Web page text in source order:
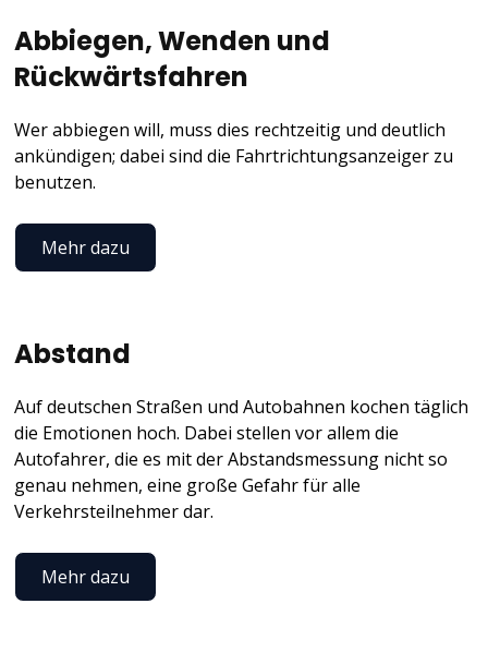
Abbiegen, Wenden und
Rückwärtsfahren
Wer abbiegen will, muss dies rechtzeitig und deutlich
ankündigen; dabei sind die Fahrtrichtungsanzeiger zu
benutzen.
Mehr dazu
Abstand
Auf deutschen Straßen und Autobahnen kochen täglich
die Emotionen hoch. Dabei stellen vor allem die
Autofahrer, die es mit der Abstandsmessung nicht so
genau nehmen, eine große Gefahr für alle
Verkehrsteilnehmer dar.
Mehr dazu